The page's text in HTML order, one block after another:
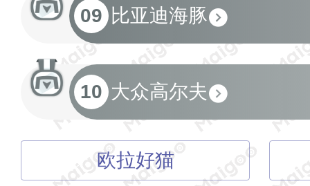
09 比亚迪海豚
10 大众高尔夫
欧拉好猫